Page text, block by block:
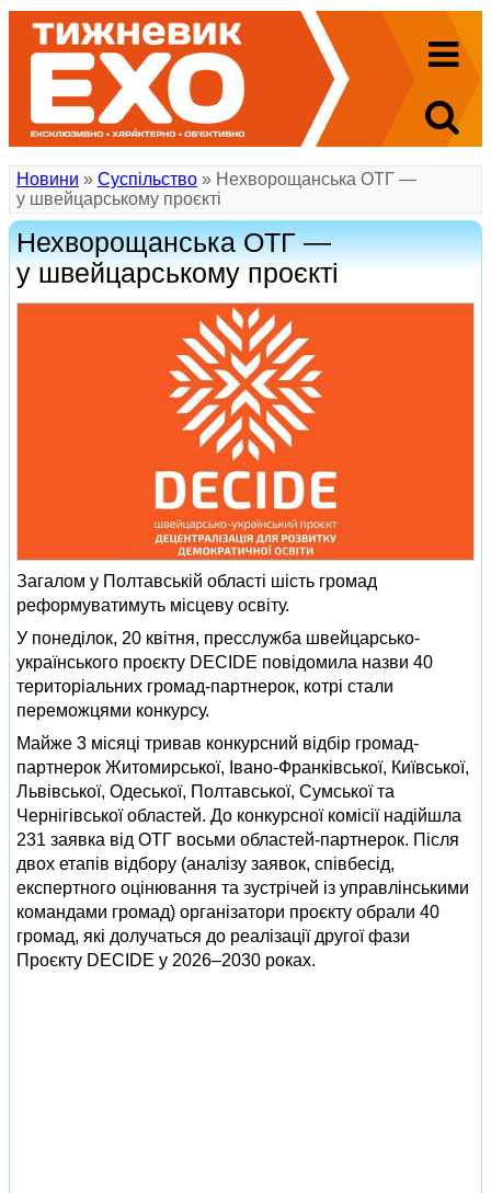
Новини » Суспільство » Нехворощанська ОТГ —
у швейцарському проєкті
Нехворощанська ОТГ —
у швейцарському проєкті
Загалом у Полтавській області шість громад
реформуватимуть місцеву освіту.
У понеділок, 20 квітня, пресслужба швейцарсько-
українського проєкту DECIDE повідомила назви 40
територіальних громад-партнерок, котрі стали
переможцями конкурсу.
Майже 3 місяці тривав конкурсний відбір громад-
партнерок Житомирської, Івано-Франківської, Київської,
Львівської, Одеської, Полтавської, Сумської та
Чернігівської областей. До конкурсної комісії надійшла
231 заявка від ОТГ восьми областей-партнерок. Після
двох етапів відбору (аналізу заявок, співбесід,
експертного оцінювання та зустрічей із управлінськими
командами громад) організатори проєкту обрали 40
громад, які долучаться до реалізації другої фази
Проєкту DECIDE у 2026–2030 роках.